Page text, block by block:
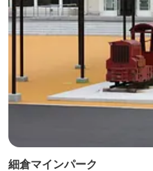
細倉マインパーク